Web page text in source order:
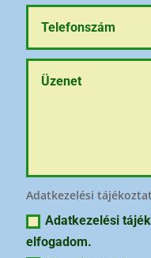
Adatkezelési
Adatkezelési
elfogadom.